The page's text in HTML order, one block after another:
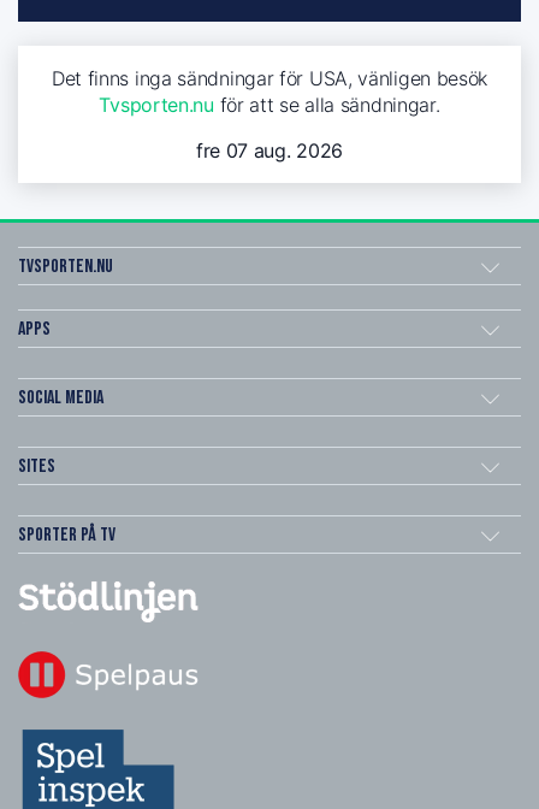
Det finns inga sändningar för USA, vänligen besök
Tvsporten.nu för att se alla sändningar.
fre 07 aug. 2026
Tvsporten.nu
Apps
Social Media
Sites
Sporter på TV